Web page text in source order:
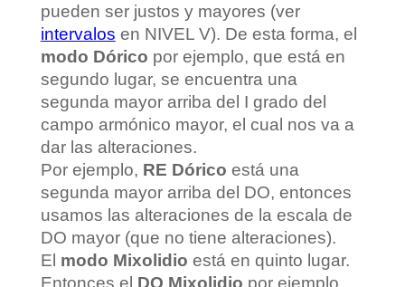
pueden ser justos y mayores (ver
intervalos en NIVEL V). De esta forma, el
modo Dórico por ejemplo, que está en
segundo lugar, se encuentra una
segunda mayor arriba del I grado del
campo armónico mayor, el cual nos va a
dar las alteraciones.
Por ejemplo, RE Dórico está una
segunda mayor arriba del DO, entonces
usamos las alteraciones de la escala de
DO mayor (que no tiene alteraciones).
El modo Mixolidio está en quinto lugar.
Entonces el DO Mixolidio por ejemplo,